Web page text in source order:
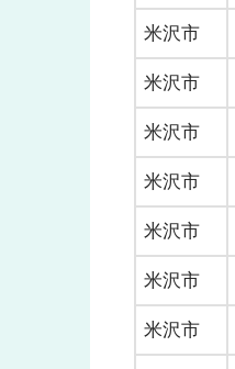
米沢市
米沢市
米沢市
米沢市
米沢市
米沢市
米沢市